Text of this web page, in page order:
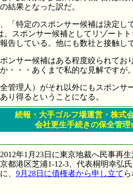
結果となった訳だ。
「特定のスポンサー候補は決定し
、スポンサー候補としてリゾート
告している。他にも数社と接触し
ンサー候補はある程度絞られてお
・・・あくまで私的な見解ですが
管理人）がそれ以外にもスポンサ
り得るということになる。
続報・大手ゴルフ場運営・株式
会社更生手続きの保全管理
年1月23日に東京地裁へ民事再生
都港区芝浦1-12-3、代表桐明幸弘
、 9月28日に債権者から申し立て